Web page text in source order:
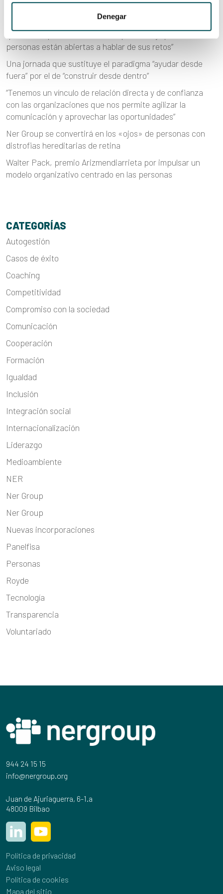
Denegar
ENTRADAS RECIENTES
La ‘Rebel Cell’ suiza sobre las organizaciones NER: “Lo
que más impresiona es su transparencia y que las
personas están abiertas a hablar de sus retos”
Una jornada que sustituye el paradigma “ayudar desde
fuera” por el de “construir desde dentro”
“Tenemos un vínculo de relación directa y de confianza
con las organizaciones que nos permite agilizar la
comunicación y aprovechar las oportunidades”
Ner Group se convertirá en los «ojos» de personas con
distrofias hereditarias de retina
Walter Pack, premio Arizmendiarrieta por impulsar un
modelo organizativo centrado en las personas
CATEGORÍAS
Autogestión
Casos de éxito
Coaching
Competitividad
Compromiso con la sociedad
Comunicación
Cooperación
Formación
Igualdad
Inclusión
Integración social
Internacionalización
Liderazgo
Medioambiente
NER
Ner Group
Ner Group
Nuevas incorporaciones
Panelfisa
Personas
Royde
Tecnología
Transparencia
Voluntariado
944 24 15 15
info@nergroup.org
Juan de Ajuriaguerra, 6-1.a
48009 Bilbao
Política de privacidad
Aviso legal
Política de cookies
Mapa del sitio